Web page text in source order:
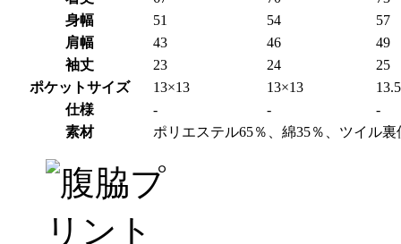
身幅
51 54
57
肩幅
43 46
49
袖丈
23 24
25
ポケットサイズ
13×13 13×13
仕様
- -
-
素材
ポリエステル65％、綿35％、ツイル裏